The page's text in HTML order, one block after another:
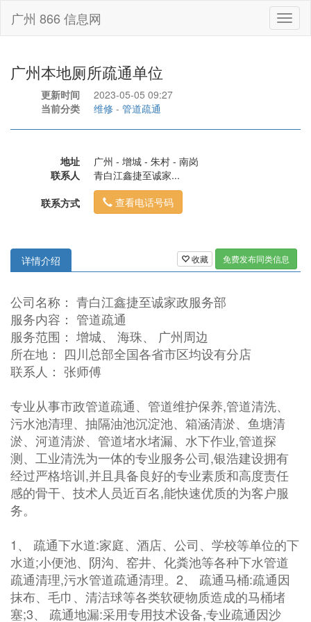
广州 866 信息网
广州本地厕所疏通单位
更新时间
2023-05-05 09:27
当前分类
维修 - 管道疏通
地址
广州 - 增城 - 朱村 - 南岗
联系人
青白江鑫捷至诚家...
联系方式
查看电话号码
收藏 免费发布同类信息
详情介绍
公司名称： 青白江鑫捷至诚家政服务部
服务内容： 管道疏通
服务范围： 增城、 海珠、 广州周边
所在地： 四川总部全国各省市区均设有分店
联系人： 张师傅
专业从事市政管道疏通、管道维护保养,管道清洗、
污水池清理、抽隔油池沉淀池、箱涵清淤、鱼塘清
淤、河道清淤、管道堵水堵漏、水下作业,管道探
测、工业清洗为一体的专业服务公司,银浩建设拥有
经过严格培训,并且具备良好的专业素质和高度责任
感的骨干、技术人员近百名,能快速优质的为客户服
务。
1、 疏通下水道:家庭、酒店、公司、学校等单位的下
水道;小便池、阴沟、窑井、化粪池等各种下水管道
疏通清理,污水管道疏通清理。2、 疏通马桶:疏通因
抹布、毛巾、清洁球等各类软硬物质造成的马桶堵
塞;3、 疏通地漏:采用专用技术设备,专业疏通因沙